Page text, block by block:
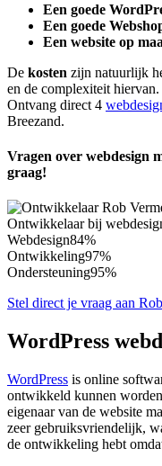
Een goede
Een goede
Een website op
De kosten zijn natuurlijk
en de complexiteit
Ontvang direct 4
Breezand.
Vragen over webdesign
graag!
Ontwikkelaar bij
Webdesign84%
Ontwikkeling97%
Ondersteuning95%
Stel direct je vraag aan Rob
WordPress
WordPress is online
ontwikkeld kunnen
eigenaar van de website
zeer gebruiksvriendelijk,
de ontwikkeling hebt